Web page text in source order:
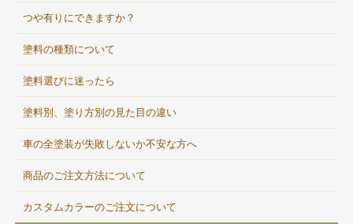
つや有りにできますか？
塗料の種類について
塗料選びに迷ったら
塗料別、塗り方別の見た目の違い
車の全塗装が失敗しないか不安な方へ
商品のご注文方法について
カスタムカラーのご注文について